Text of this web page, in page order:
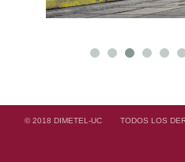
© 2018 DIMETEL-UC TODOS LOS